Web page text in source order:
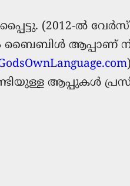
(2012-ൽ
ബൈബിൾ ആപ്പാണ്
ആപ്പുകൾ